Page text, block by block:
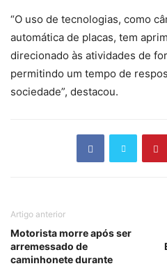
“O uso de tecnologias, como
automática de placas, tem
direcionado às atividades de
permitindo um tempo de
sociedade”, destacou.
Artigo anterior
Motorista morre após ser
arremessado de
caminhonete durante